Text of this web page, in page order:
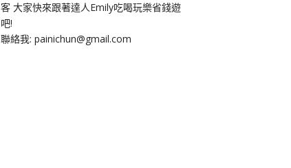
客 大家快來跟著達人Emily吃喝玩樂省錢遊
吧!
聯絡我: painichun@gmail.com